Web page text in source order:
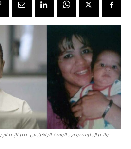
ولا تزال لوسيو في الوقت الراهن في عنبر الإعدام